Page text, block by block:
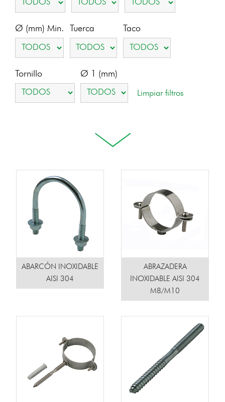
Ø (mm) Min. Tuerca Taco
Tornillo Ø 1 (mm)
ABARCÓN INOXIDABLE
AISI 304
ABRAZADERA
INOXIDABLE AISI 304
M8/M10